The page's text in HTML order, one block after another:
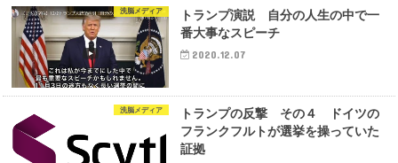
洗脳メディア
トランプ演説 自分の人生の中で一
番大事なスピーチ
2020.12.07
洗脳メディア
トランプの反撃 その４ ドイツの
フランクフルトが選挙を操っていた
証拠